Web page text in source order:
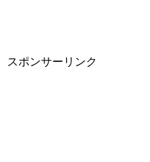
スポンサーリンク